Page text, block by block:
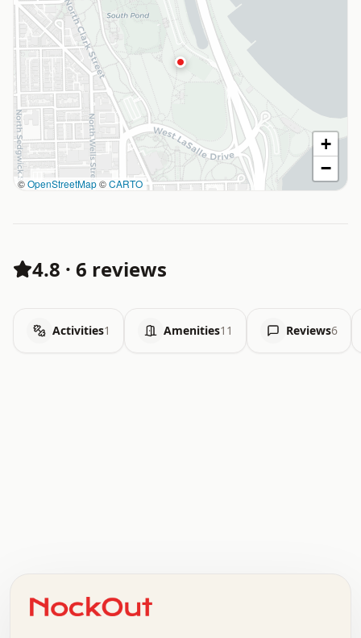
©OpenStreetMap©CARTO
+
−
4.8 · 6 reviews
Activities1 Amenities11 Reviews6
+   .   .   .   .   .   .   .   .   .   +   .   .